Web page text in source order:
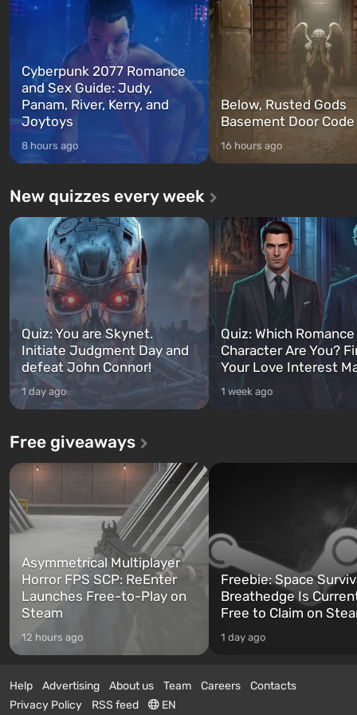
Cyberpunk 2077 Romance
and Sex Guide: Judy,
Panam, River, Kerry, and
Joytoys
8 hours ago
Below, Rusted Gods
Basement Door
16 hours ago
New quizzes every week
Quiz: You are Skynet.
Initiate Judgment Day and
defeat John Connor!
1 day ago
Quiz: Which
Character Are You?
Your Love Interest
1 week ago
Free giveaways
Asymmetrical Multiplayer
Horror FPS SCP: ReEnter
Launches Free-to-Play on
Steam
12 hours ago
Freebie: Space
Breathedge Is
Free to Claim on
1 day ago
Help Advertising About us Team Careers
Contacts
Privacy Policy
RSS feed EN